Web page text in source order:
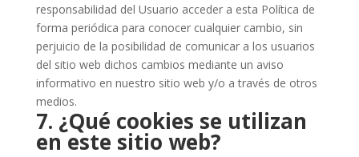
responsabilidad del Usuario acceder a esta Política de
forma periódica para conocer cualquier cambio, sin
perjuicio de la posibilidad de comunicar a los usuarios
del sitio web dichos cambios mediante un aviso
informativo en nuestro sitio web y/o a través de otros
medios.
7. ¿Qué cookies se utilizan
en este sitio web?